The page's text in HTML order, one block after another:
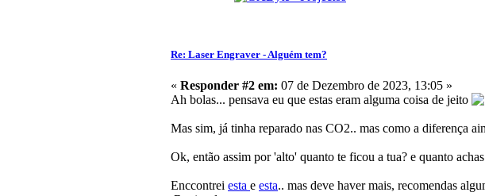
Re: Laser Engraver - Alguém tem?
« Responder #2 em: 07 de Dezembro de 2023, 13:05 »
Ah bolas... pensava eu que estas eram alguma coisa de jeito
Mas sim, já tinha reparado nas CO2.. mas como a diferença
Ok, então assim por 'alto' quanto te ficou a tua? e quanto
Enccontrei esta e esta.. mas deve haver mais, recomendas